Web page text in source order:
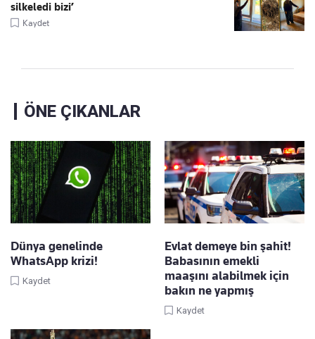
silkeledi bizi’
Kaydet
ÖNE ÇIKANLAR
Dünya genelinde
WhatsApp krizi!
Kaydet
Evlat demeye bin şahit!
Babasının emekli
maaşını alabilmek için
bakın ne yapmış
Kaydet